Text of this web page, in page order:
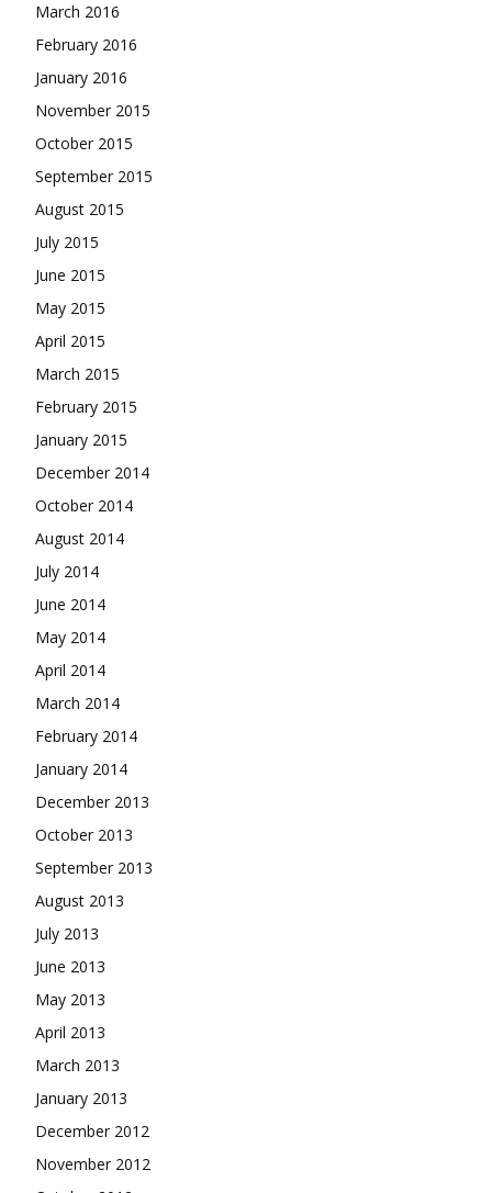
March 2016
February 2016
January 2016
November 2015
October 2015
September 2015
August 2015
July 2015
June 2015
May 2015
April 2015
March 2015
February 2015
January 2015
December 2014
October 2014
August 2014
July 2014
June 2014
May 2014
April 2014
March 2014
February 2014
January 2014
December 2013
October 2013
September 2013
August 2013
July 2013
June 2013
May 2013
April 2013
March 2013
January 2013
December 2012
November 2012